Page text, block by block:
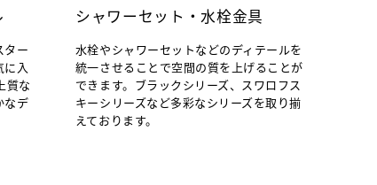
ター
入
質な
なデ
シャワーセット・水栓金具
水栓やシャワーセットなどのディテールを
統一させることで空間の質を上げることが
できます。ブラックシリーズ、スワロフス
キーシリーズなど多彩なシリーズを取り揃
えております。